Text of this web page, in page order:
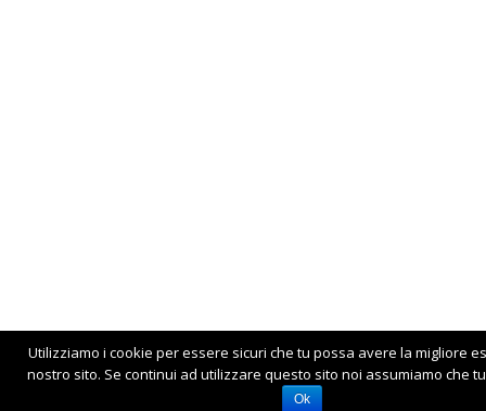
Utilizziamo i cookie per essere sicuri che tu possa avere la migliore
nostro sito. Se continui ad utilizzare questo sito noi assumiamo che
Ok